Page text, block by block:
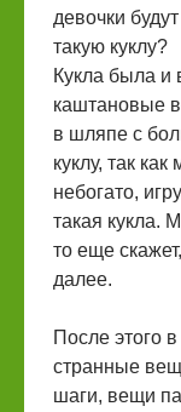
девочки
такую куклу?
Кукла была и
каштановые
в шляпе с
куклу, так
небогато,
такая кукла.
то еще
далее.
После этого
странные
шаги, вещи